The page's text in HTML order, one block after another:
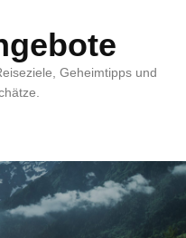
Geheimtipps und